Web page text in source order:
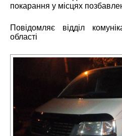
покарання у місцях
Повідомляє відділ
області